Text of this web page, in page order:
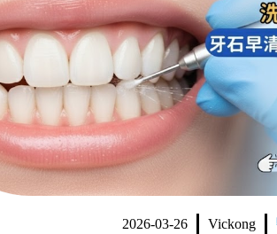
2026-03-26 Vickong